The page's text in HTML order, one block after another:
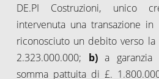
DE.PI Costruzioni, unico
intervenuta una transazione
riconosciuto un debito verso
2.323.000.000; b)a garanzia
somma pattuita di £.